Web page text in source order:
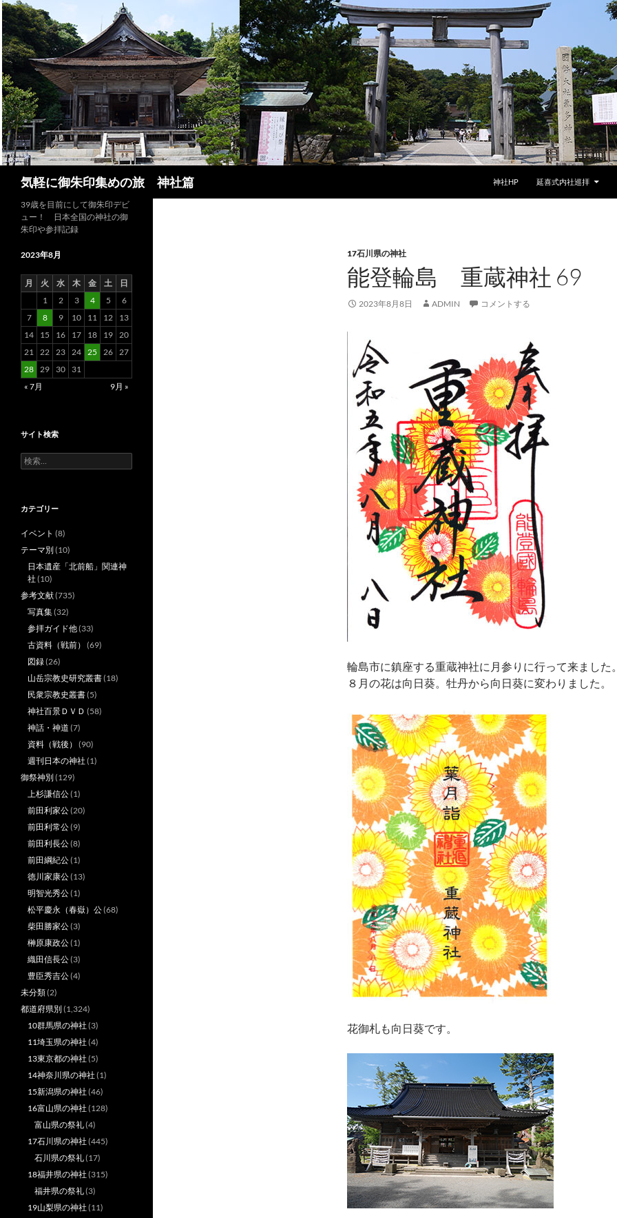
コ
ン
テ
ン
ツ
へ
ス
キ
ッ
プ
気軽に御朱印集めの旅 神社篇 神社HP 延喜式内社巡拝
17石川県の神社
能登輪島 重蔵神社 69
2023年8月8日 ADMIN コメントする
輪島市に鎮座する重蔵神社に月参りに行って来ました
８月の花は向日葵。牡丹から向日葵に変わりました。
花御札も向日葵です。
39歳を目前にして御朱印デビ
ュー！ 日本全国の神社の御
朱印や参拝記録
2023年8月
月 火 水 木 金 土
日
1
2 3 4 5
6
7
8 9 10 11 12
13
14
15 16 17 18 19 20
21 22 23 24 25 26 27
28 29 30
31
« 7月
9月 »
サイト検索
検
索:
カテゴリー
イベント (8)
テーマ別 (10)
日本遺産「北前船」関連神
社 (10)
参考文献(735)
写真集(32)
参拝ガイド他(33)
古資料（戦前） (69)
図録(26)
山岳宗教史研究叢書(18)
民衆宗教史叢書(5)
神社百景ＤＶＤ (58)
神話・神道 (7)
資料（戦後） (90)
週刊日本の神社 (1)
御祭神別 (129)
上杉謙信公(1)
前田利家公(20)
前田利常公(9)
前田利長公(8)
前田綱紀公(1)
徳川家康公(13)
明智光秀公(1)
松平慶永（春嶽）公(68)
柴田勝家公(3)
榊原康政公(1)
織田信長公(3)
豊臣秀吉公(4)
未分類(2)
都道府県別 (1,324)
10群馬県の神社 (3)
11埼玉県の神社 (4)
13東京都の神社 (5)
14神奈川県の神社 (1)
15新潟県の神社 (46)
16富山県の神社 (128)
富山県の祭礼(4)
17石川県の神社 (445)
石川県の祭礼(17)
18福井県の神社 (315)
福井県の祭礼(3)
19山梨県の神社 (11)